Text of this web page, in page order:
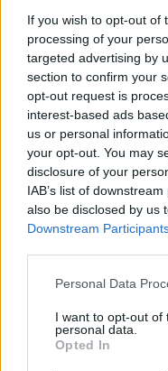
If you wish to opt-out of
processing of your
targeted advertising by
section to confirm your
opt-out request is
interest-based ads
us or personal
your opt-out. You may
disclosure of your
IAB’s list of
also be disclosed by us
Downstream
Personal Data
I want to opt-out of
personal data.
Opted In
Ministras stoja į
kontrolę iš nuteistųjų
Žinios Lietuvos diena
Įvertino gerą elgesį:
Žinios | Lietuvos diena
Nuteistieji
Iš psichologės rankų
kaliniams